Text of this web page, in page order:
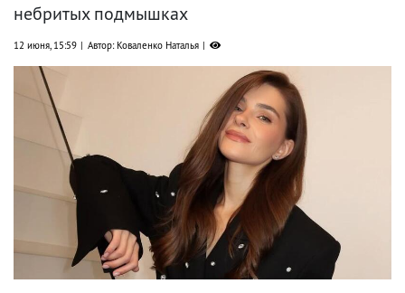
небритых подмышках
12 июня, 15:59 Автор: Коваленко Наталья